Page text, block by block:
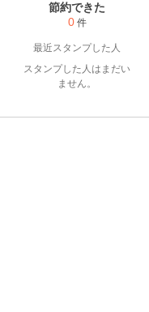
節約できた
0 件
最近スタンプした人
スタンプした人はまだい
ません。